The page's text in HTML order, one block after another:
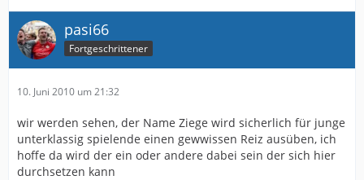
pasi66
Fortgeschrittener
10. Juni 2010 um 21:32
wir werden sehen, der Name Ziege wird sicherlich für junge
unterklassig spielende einen gewwissen Reiz ausüben, ich
hoffe da wird der ein oder andere dabei sein der sich hier
durchsetzen kann